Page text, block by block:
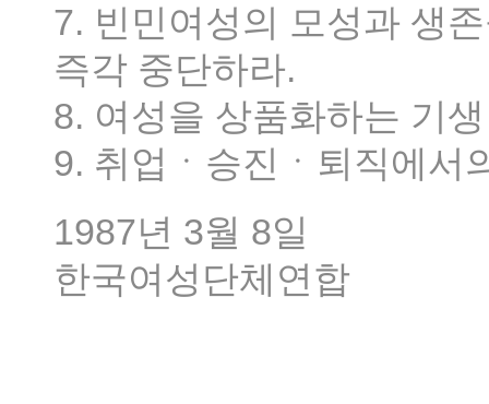
7. 빈민여성의 모성과 생
즉각 중단하라.
8. 여성을 상품화하는 기
9. 취업ㆍ승진ㆍ퇴직에서
1987년 3월 8일
한국여성단체연합